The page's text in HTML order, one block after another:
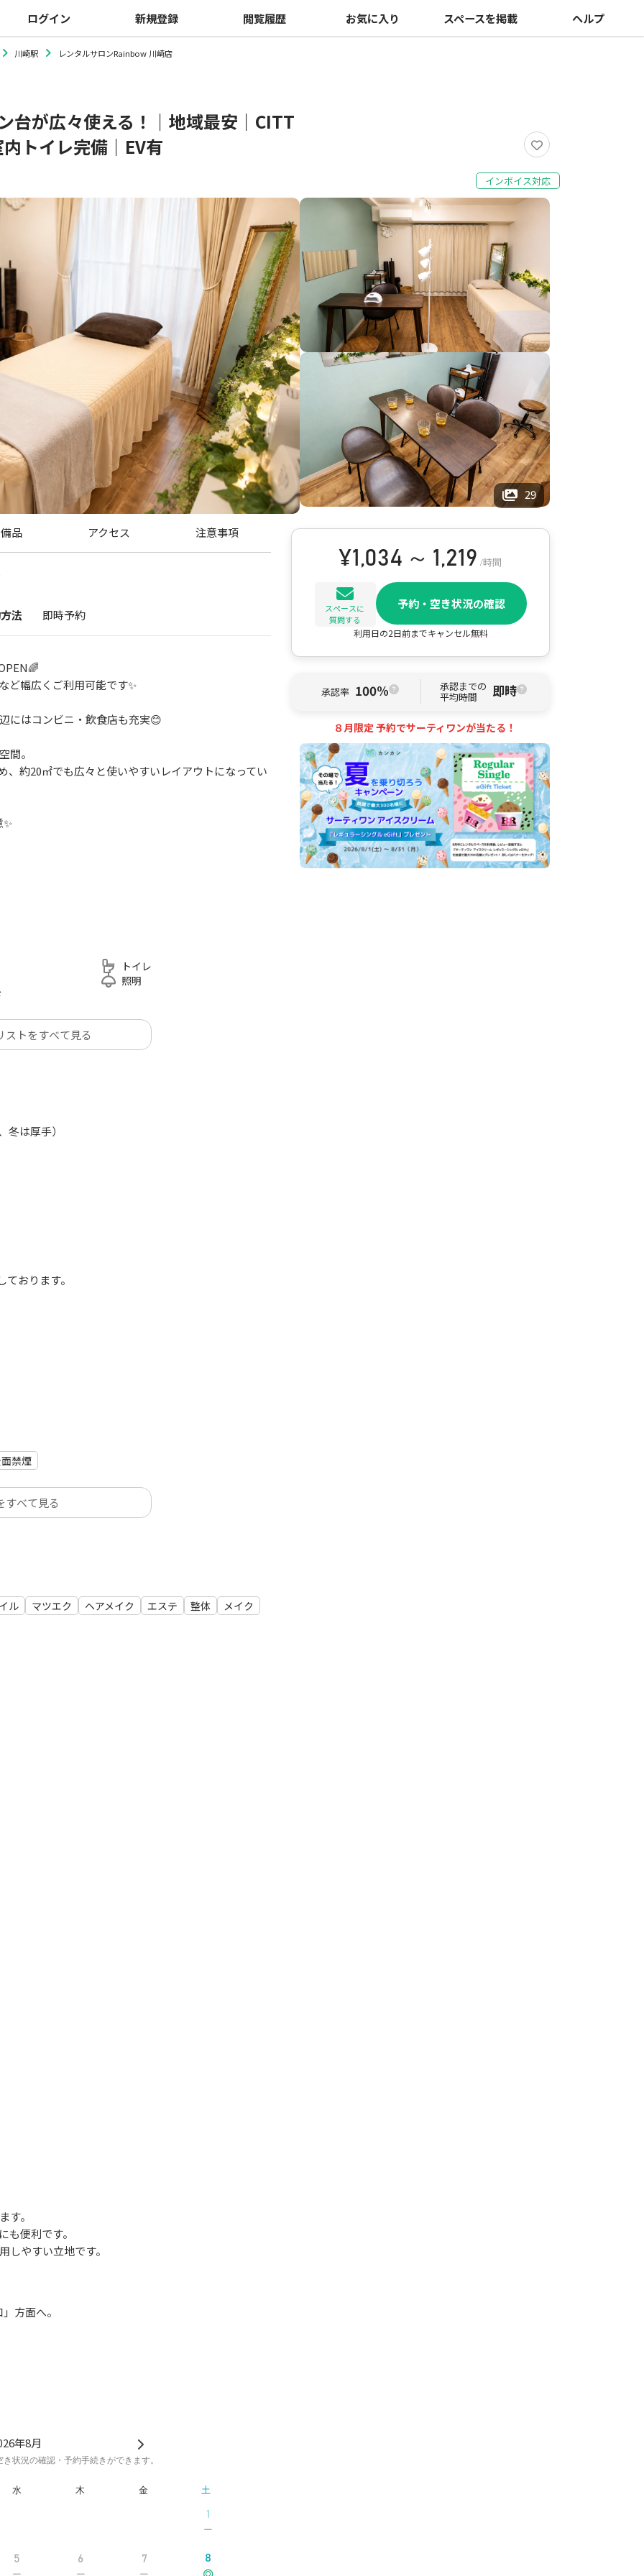
ログイン 新規登録 閲覧履歴 お気に入り スペースを掲載 ヘルプ
川崎駅 レンタルサロンRainbow 川崎店
台が広々使える！｜地域最安｜CITT
トイレ完備｜EV有
インボイス対応
29
品 アクセス 注意事項
法 即時予約
ど幅広くご利用可能です✨
にはコンビニ・飲食店も充実😊
間。
、約20㎡でも広々と使いやすいレイアウトになってい
め、ポットをご利用いただく際にスペースが狭い状
、キッチン台を広々とお使いいただけるようになり
トイレ
照明
ストをすべて見る
は厚手）
おります。
禁煙
すべて見る
ル マツエク ヘアメイク エステ 整体 メイク
す。
便利です。
しやすい立地です。
方面へ。
年8月
状況の確認・予約手続きができます。
水 木 金 土
1
5 6 7 8
¥1,034 ～ 1,219 /時間
スペースに
質問する
予約・空き状況の確認
利用日の2日前までキャンセル無料
承認率 100% 承認までの
平均時間 即時
８月限定 予約でサーティワンが当たる！